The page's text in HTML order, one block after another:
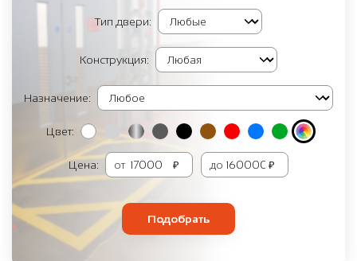
Тип двери:
Конструкция:
Назначение:
Цвет:
Цена: от ₽ до ₽
Подобрать